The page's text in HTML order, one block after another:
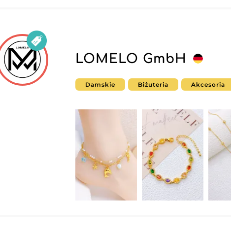
LOMELO GmbH
Damskie Biżuteria Akcesoria